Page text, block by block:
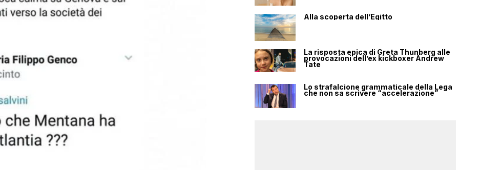
Alla scoperta dell’Egitto
La risposta epica di Greta Thunberg alle
provocazioni dell’ex kickboxer Andrew
Tate
Lo strafalcione grammaticale della Lega
che non sa scrivere “accelerazione”